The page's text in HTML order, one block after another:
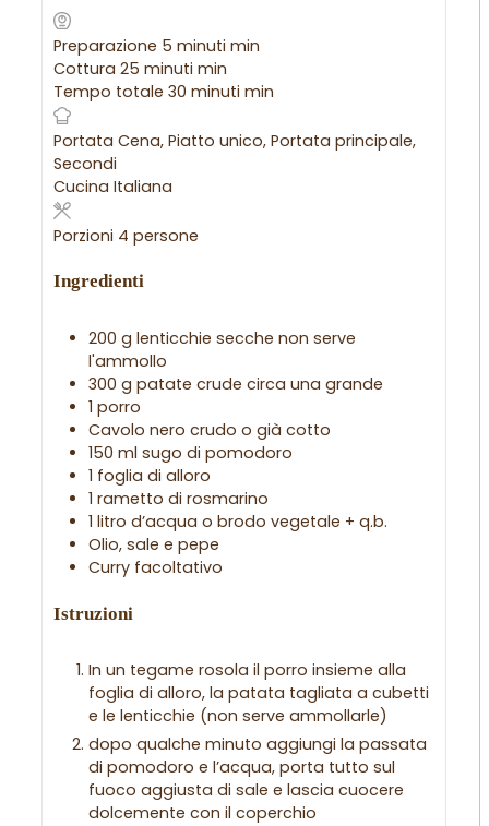
Preparazione 5 minuti min
Cottura25 minuti min
Tempo totale30 minuti min
PortataCena, Piatto unico, Portata principale,
Secondi
CucinaItaliana
Porzioni 4 persone
Ingredienti
200 g lenticchie secche non serve
l'ammollo
300 g patate crudecirca una grande
1 porro
Cavolo nero crudo o già cotto
150 ml sugo di pomodoro
1 foglia di alloro
1 rametto di rosmarino
1 litro d’acqua o brodo vegetale + q.b.
Olio, sale e pepe
Curry facoltativo
Istruzioni
In un tegame rosola il porro insieme alla
foglia di alloro, la patata tagliata a cubetti
e le lenticchie (non serve ammollarle)
dopo qualche minuto aggiungi la passata
di pomodoro e l’acqua, porta tutto sul
fuoco aggiusta di sale e lascia cuocere
dolcemente con il coperchio